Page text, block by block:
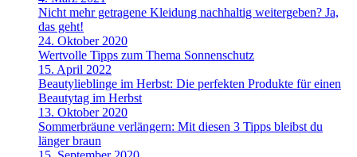
Nicht mehr getragene Kleidung nachhaltig weitergeben? Ja,
das geht!
24. Oktober 2020
Wertvolle Tipps zum Thema Sonnenschutz
15. April 2022
Beautylieblinge im Herbst: Die perfekten Produkte für einen
Beautytag im Herbst
13. Oktober 2020
Sommerbräune verlängern: Mit diesen 3 Tipps bleibst du
länger braun